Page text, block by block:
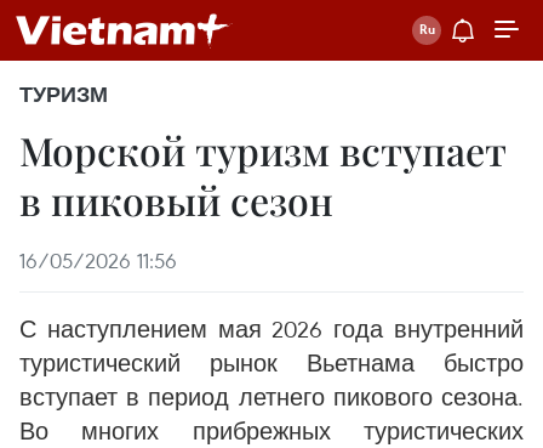
ТУРИЗМ
Морской туризм вступает
в пиковый сезон
16/05/2026 11:56
С наступлением мая 2026 года внутренний
туристический рынок Вьетнама быстро
вступает в период летнего пикового сезона.
Во многих прибрежных туристических